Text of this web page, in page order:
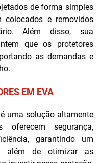
de forma simples
colocados e removidos
Além disso, sua
que os protetores
as demandas e
EM EVA
uma solução altamente
oferecem segurança,
garantindo um
além de otimizar as